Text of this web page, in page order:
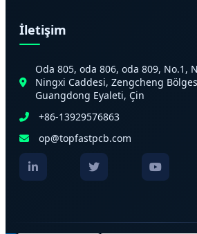
İletişim
Oda 805, oda 806, oda 809, No.1,
Ningxi Caddesi, Zengcheng
Guangdong Eyaleti, Çin
+86-13929576863
op@topfastpcb.com